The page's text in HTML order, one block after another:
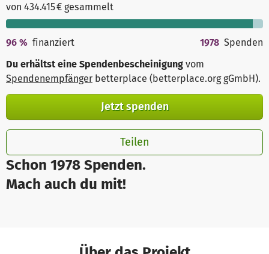
Schon 1978 Spenden.
Mach auch du mit!
von 434.415 € gesammelt
96 % finanziert 1978 Spenden
Du erhältst eine Spendenbescheinigung vom
Spendenempfänger betterplace (betterplace.org gGmbH).
Jetzt spenden
Teilen